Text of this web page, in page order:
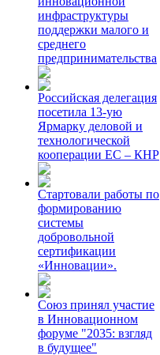
инфраструктуры
поддержки малого и
среднего
предпринимательства
Российская делегация
посетила 13-ую
Ярмарку деловой и
технологической
кооперации ЕС – КНР
Стартовали работы по
формированию
системы
добровольной
сертификации
«Инновации».
Союз принял участие
в Инновационном
форуме "2035: взгляд
в будущее"